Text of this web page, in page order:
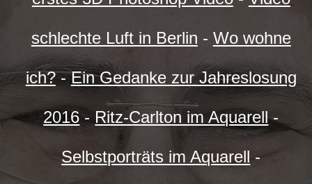
schlechte Luft in Berlin - Wo wohne
ich?-Ein Gedanke zur Jahreslosung
2016 - Ritz-Carlton im Aquarell-
Selbstporträts im Aquarell -